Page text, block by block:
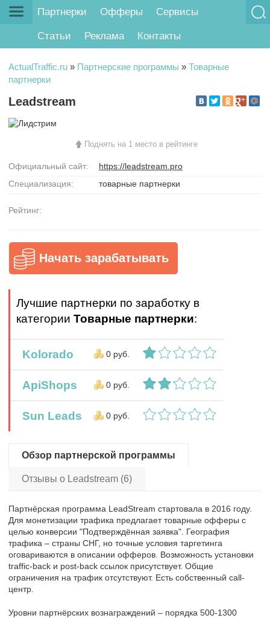
Партнерки Офферы Сервисы
Статьи Реклама Контакты
ActualTraffic.ru » Партнерские программы » Товарные
партнерки
Leadstream
Поднять на 1 место в рейтинге
Официальный сайт:
https://leadstream.pro
Специализация:
товарные партнерки
Рейтинг:
Начать зарабатывать
Лучшие партнерки по заработку в
категории Товарные партнерки:
Kolorado 0 руб.
ApiShops 0 руб.
Sun Leads 0 руб.
Обзор партнерской программы
Отзывы о Leadstream (6)
Партнёрская программа LeadStream стартовала в 2016 году.
Для монетизации трафика предлагает товарные офферы с
целью конверсии "Подтверждённая заявка". География
трафика – страны СНГ, но точные условия таргетинга
оговариваются в описании офферов. Возможность установки
traffic-back и post-back ссылок присутствует. Общие
ограничения на трафик отсутствуют. Есть собственный call-
центр.
Уровни партнёрских вознаграждений – порядка 500-1300